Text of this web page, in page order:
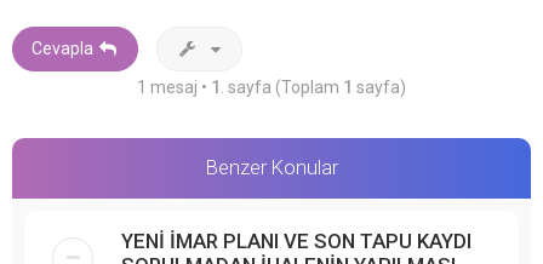
Cevapla
1 mesaj • 1 . sayfa (Toplam 1 sayfa)
Benzer Konular
YENİ İMAR PLANI VE SON TAPU KAYDI